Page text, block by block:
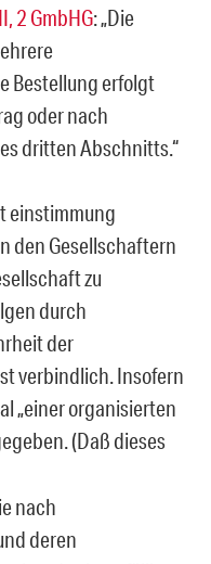
2 GmbHG: „Die
Bestellung erfolgt
oder nach
dritten Abschnitts.“
einstimmung
den Gesellschaftern
zu
durch
der
verbindlich. Insofern
„einer organisierten
(Daß dieses
nach
deren